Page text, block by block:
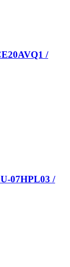
/
07HPL03 /